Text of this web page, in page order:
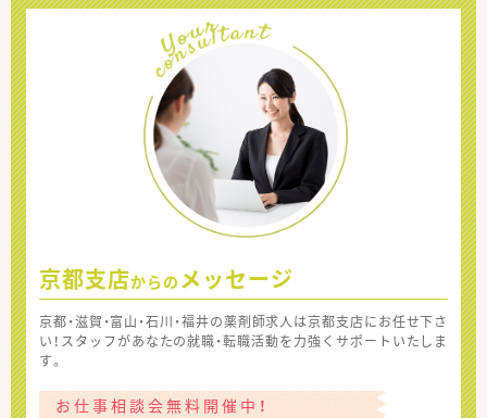
京都支店からの メッセージ
京都・滋賀・富山・石川・福井の薬剤師求人は京都支店にお任せ下さ
い！スタッフがあなたの就職・転職活動を力強くサポートいたしま
す。
お仕事相談会無料開催中！